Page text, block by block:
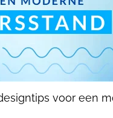
voor een